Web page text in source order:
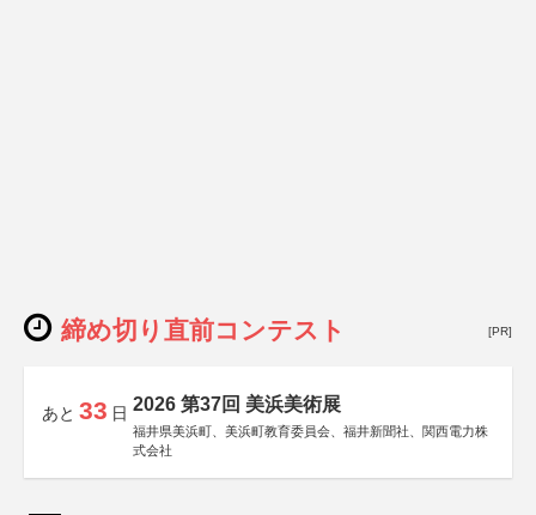
締め切り直前コンテスト [PR]
あと 33 日 2026 第37回 美浜美術展
福井県美浜町、美浜町教育委員会、福井新聞社、関西電力株
式会社